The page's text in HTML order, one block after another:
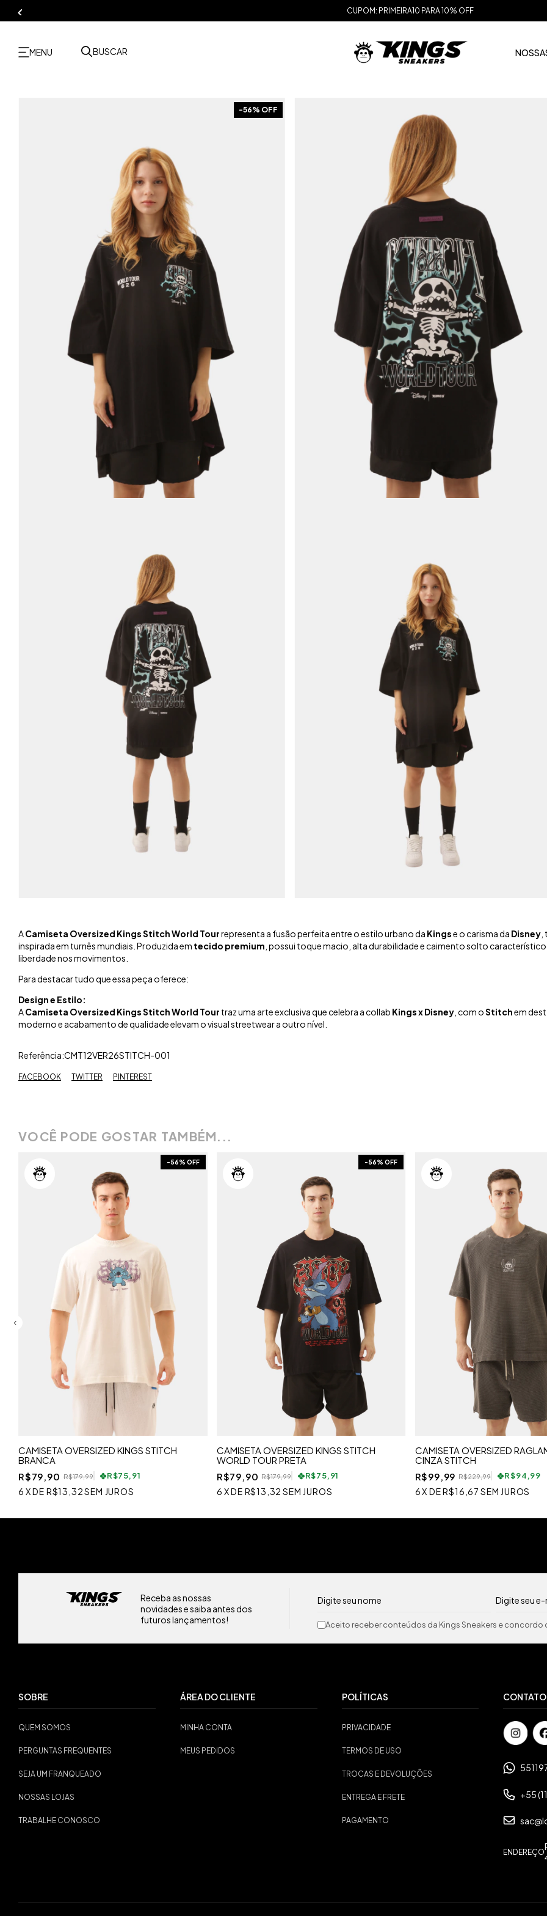
CUPOM: PRIMEIRA10 PARA 10% OFF
MENU BUSCAR
-56% OFF
ACamiseta Oversized Kings Stitch World Tourrepresenta a fusão perfeita entre o estilo urbano da Kingse o carisma da Disney
inspirada em turnês mundiais. Produzida em tecido premium , possui toque macio, alta durabilidade e caimento solto
liberdade nos movimentos.
Para destacar tudo que essa peça oferece:
Design e Estilo:
ACamiseta Oversized Kings Stitch World Tour traz uma arte exclusiva que celebra a collab Kings x Disney , com oStitchem
moderno e acabamento de qualidade elevam o visual streetwear a outro nível.
Referência:CMT12VER26STITCH-001
FACEBOOK TWITTER PINTEREST
VOCÊ PODE GOSTAR TAMBÉM...
-56% OFF
CAMISETA OVERSIZED KINGS STITCH
BRANCA
R$79,90 R$179,99 R$75,91
6 XDE R$13,32SEM JUROS
-56% OFF
CAMISETA OVERSIZED KINGS STITCH
WORLD TOUR PRETA
R$79,90 R$179,99 R$75,91
6 XDE R$13,32 SEM JUROS
CAMISETA OVERSIZED
CINZA STITCH
R$99,99 R$229,99 R$94,99
6X DER$16,67 SEM JUROS
Receba as nossas
novidades e saiba antes dos
futuros lançamentos!
Aceito receber conteúdos da Kings Sneakers e concordo
SOBRE
QUEM SOMOS
PERGUNTAS FREQUENTES
SEJA UM FRANQUEADO
NOSSAS LOJAS
TRABALHE CONOSCO
ÁREA DO CLIENTE
MINHA CONTA
MEUS PEDIDOS
POLÍTICAS
PRIVACIDADE
TERMOS DE USO
TROCAS E DEVOLUÇÕES
ENTREGA E FRETE
PAGAMENTO
CONTATO
+55
ENDEREÇO